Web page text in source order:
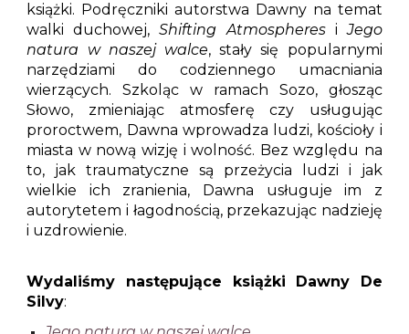
książki. Podręczniki autorstwa Dawny na temat
walki duchowej,Shifting AtmospheresiJego
natura w naszej walce, stały się popularnymi
narzędziami do codziennego umacniania
wierzących. Szkoląc w ramach Sozo, głosząc
Słowo, zmieniając atmosferę czy usługując
proroctwem, Dawna wprowadza ludzi, kościoły i
miasta w nową wizję i wolność. Bez względu na
to, jak traumatyczne są przeżycia ludzi i jak
wielkie ich zranienia, Dawna usługuje im z
autorytetem i łagodnością, przekazując nadzieję
i uzdrowienie.
Wydaliśmy następujące książki Dawny
De
Silvy: